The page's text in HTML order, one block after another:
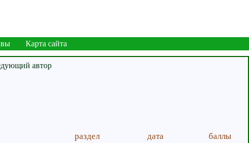
Карта сайта
раздел дата баллы